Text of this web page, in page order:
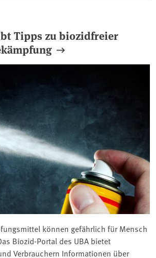
Tipps zu biozidfreier
können gefährlich für Mensch
Biozid-Portal des UBA bietet
Verbrauchern Informationen über